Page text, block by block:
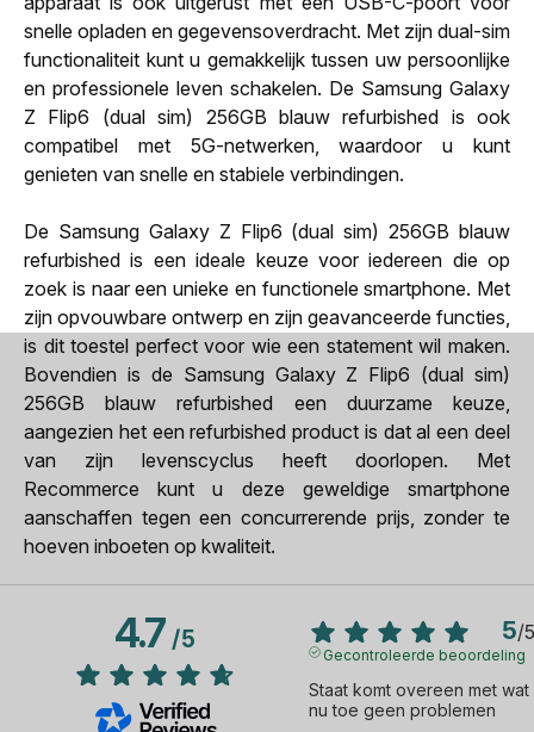
snelle opladen en gegevensoverdracht. Met zijn dual-sim
functionaliteit kunt u gemakkelijk tussen uw persoonlijke
en professionele leven schakelen. De Samsung Galaxy
Z Flip6 (dual sim) 256GB blauw refurbished is ook
compatibel met 5G-netwerken, waardoor u kunt
genieten van snelle en stabiele verbindingen.
De Samsung Galaxy Z Flip6 (dual sim) 256GB blauw
refurbished is een ideale keuze voor iedereen die op
zoek is naar een unieke en functionele smartphone. Met
zijn opvouwbare ontwerp en zijn geavanceerde functies,
is dit toestel perfect voor wie een statement wil maken.
Bovendien is de Samsung Galaxy Z Flip6 (dual sim)
256GB blauw refurbished een duurzame keuze,
aangezien het een refurbished product is dat al een deel
van zijn levenscyclus heeft doorlopen. Met
Recommerce kunt u deze geweldige smartphone
aanschaffen tegen een concurrerende prijs, zonder te
hoeven inboeten op kwaliteit.
4.7/5 5/5
Gecontroleerde beoordeling
Staat komt overeen met
nu toe geen problemen